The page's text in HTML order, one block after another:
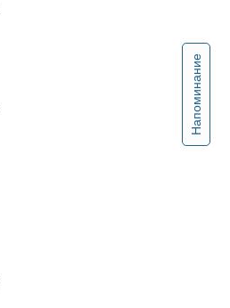
Напоминание